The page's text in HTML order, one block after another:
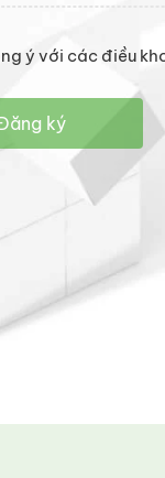
ý với các điều
ký